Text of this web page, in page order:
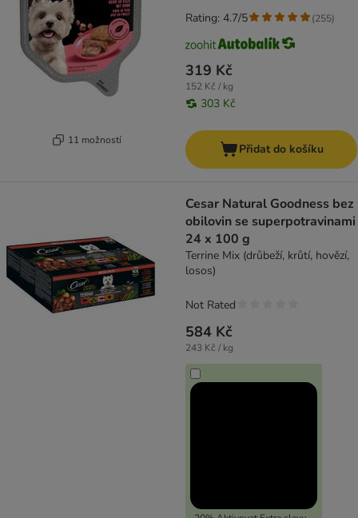
11 možností
319 Kč
152 Kč / kg
303 Kč
Rating: 4.7/5 (255)
Přidat do košíku
Cesar Natural Goodness bez
obilovin se superpotravinami
24 x 100 g
Terrine Mix (drůbeží, krůtí, hovězí,
losos)
584 Kč
243 Kč / kg
Not Rated